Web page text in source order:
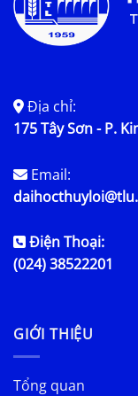
Địa chỉ:
175 Tây Sơn - P.
Email:
Điện Thoại:
(024) 38522201
GIỚI THIỆU
Tổng quan